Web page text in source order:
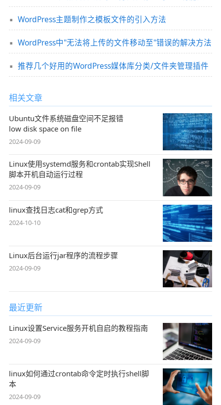
WordPress主题制作之模板文件的引入方法
WordPress中"无法将上传的文件移动至"错误的解决方法
推荐几个好用的WordPress媒体库分类/文件夹管理插件
相关文章
Ubuntu文件系统磁盘空间不足报错
low disk space on file
2024-09-09
Linux使用systemd服务和crontab实现Shell
脚本开机自动运行过程
2024-09-09
linux查找日志cat和grep方式
2024-10-10
Linux后台运行jar程序的流程步骤
2024-09-09
最近更新
Linux设置Service服务开机自启的教程指南
2024-09-09
linux如何通过crontab命令定时执行shell脚
本
2024-09-09